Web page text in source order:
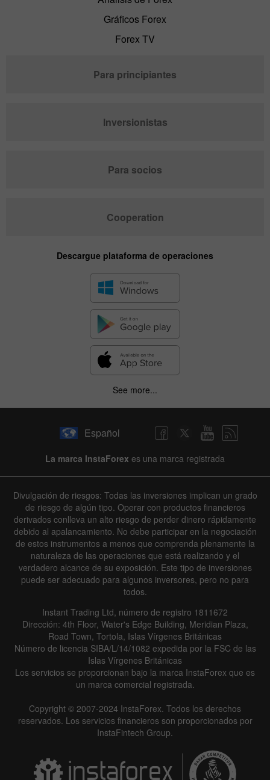
Gráficos Forex
Forex TV
Para principiantes
Inversionistas
Para socios
Cooperation
Descargue plataforma de operaciones
See more...
Español
La marca InstaForex es una marca registrada
Divulgación de riesgos: Todas las inversiones implican un grado
de riesgo de algún tipo. Operar con productos financieros
derivados conlleva un alto riesgo de perder dinero rápidamente
debido al apalancamiento. No debe participar en la negociación
de estos instrumentos a menos que comprenda plenamente la
naturaleza de las operaciones que está realizando y el
verdadero alcance de su exposición. Este tipo de inversiones
puede ser adecuado para algunos inversores, pero no para
todos.
Instant Trading Ltd, número de registro 1811672
Dirección: 4th Floor, Water's Edge Building, Meridian Plaza,
Road Town, Tortola, Islas Vírgenes Británicas
Número de licencia SIBA/L/14/1082 expedida por la FSC de las
Islas Vírgenes Británicas
Los servicios se proporcionan bajo la marca InstaForex que es
un marca comercial registrada.
Copyright © 2007-2024 InstaForex. Todos los derechos
reservados. Los servicios financieros son proporcionados por
InstaFintech Group.